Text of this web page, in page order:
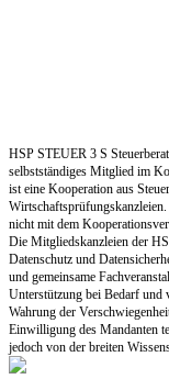
HSP STEUER 3 S
selbstständiges Mitglied im
ist eine Kooperation aus
nicht mit dem
Die Mitgliedskanzleien der
Datenschutz und
und gemeinsame
Unterstützung bei Bedarf und
Wahrung der
Einwilligung des Mandanten
jedoch von der breiten